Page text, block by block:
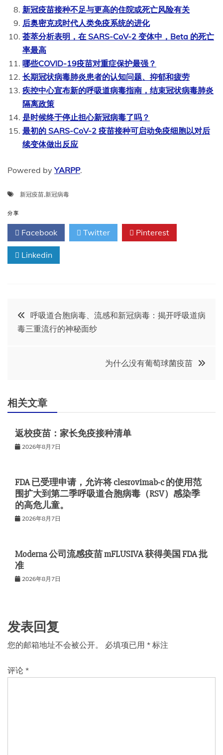
新冠疫苗接种不足与更高的住院或死亡风险有关
后奥密克戎时代人类免疫系统的进化
荟萃分析表明，在 SARS-CoV-2 变体中，Beta 的死亡
率最高
哪些COVID-19疫苗对重症保护最强？
长期冠状病毒肺炎患者的认知问题、抑郁和疲劳
疾控中心宣布新的呼吸道病毒指南，结束冠状病毒肺炎
隔离政策
是时候终于停止担心新冠病毒了吗？
最初的 SARS-CoV-2 疫苗接种可启动免疫细胞以对后
续变体做出反应
Powered byYARPP.
新冠疫苗,新冠病毒
分享
Facebook Twitter Pinterest
Linkedin
文
章
航
呼吸道合胞病毒、流感和新冠病毒：揭开呼吸道病
毒三重流行的神秘面纱
为什么没有葡萄球菌疫苗
相关文章
返校疫苗：家长免疫接种清单
2026年8月7日
FDA 已受理申请，允许将 clesrovimab-c 的使用范
围扩大到第二季呼吸道合胞病毒（RSV）感染季
的高危儿童。
2026年8月7日
Moderna 公司流感疫苗 mFLUSIVA 获得美国 FDA 批
准
2026年8月7日
发表回复
您的邮箱地址不会被公开。 必填项已用 * 标注
评论 *